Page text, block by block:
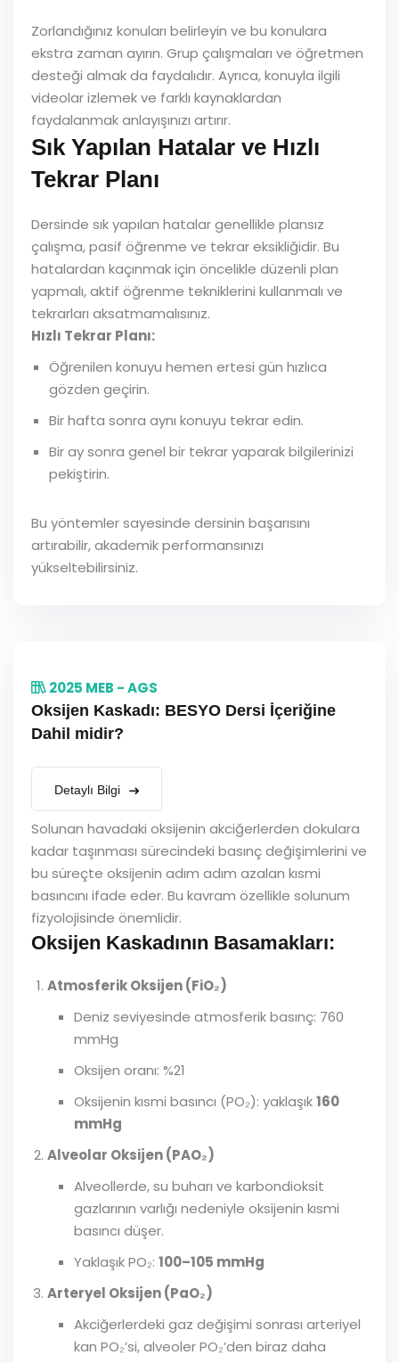
Zorlandığınız konuları belirleyin ve bu konulara
ekstra zaman ayırın. Grup çalışmaları ve öğretmen
desteği almak da faydalıdır. Ayrıca, konuyla ilgili
videolar izlemek ve farklı kaynaklardan
faydalanmak anlayışınızı artırır.
Sık Yapılan Hatalar ve Hızlı
Tekrar Planı
Dersinde sık yapılan hatalar genellikle plansız
çalışma, pasif öğrenme ve tekrar eksikliğidir. Bu
hatalardan kaçınmak için öncelikle düzenli plan
yapmalı, aktif öğrenme tekniklerini kullanmalı ve
tekrarları aksatmamalısınız.
Hızlı Tekrar Planı:
Öğrenilen konuyu hemen ertesi gün hızlıca
gözden geçirin.
Bir hafta sonra aynı konuyu tekrar edin.
Bir ay sonra genel bir tekrar yaparak bilgilerinizi
pekiştirin.
Bu yöntemler sayesinde dersinin başarısını
artırabilir, akademik performansınızı
yükseltebilirsiniz.
2025 MEB - AGS
Oksijen Kaskadı: BESYO Dersi İçeriğine
Dahil midir?
Detaylı Bilgi
Solunan havadaki oksijenin akciğerlerden dokulara
kadar taşınması sürecindeki basınç değişimlerini ve
bu süreçte oksijenin adım adım azalan kısmi
basıncını ifade eder. Bu kavram özellikle solunum
fizyolojisinde önemlidir.
Oksijen Kaskadının Basamakları:
Atmosferik Oksijen (FiO₂)
Deniz seviyesinde atmosferik basınç: 760
mmHg
Oksijen oranı: %21
Oksijenin kısmi basıncı (PO₂): yaklaşık160
mmHg
Alveolar Oksijen (PAO₂)
Alveollerde, su buharı ve karbondioksit
gazlarının varlığı nedeniyle oksijenin kısmi
basıncı düşer.
Yaklaşık PO₂: 100–105 mmHg
Arteryel Oksijen (PaO₂)
Akciğerlerdeki gaz değişimi sonrası arteriyel
kan PO₂’si, alveoler PO₂’den biraz daha